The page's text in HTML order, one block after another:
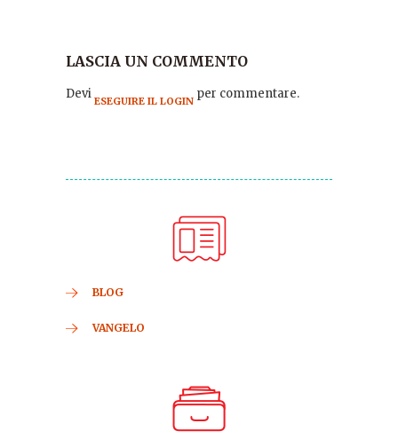
LASCIA UN COMMENTO
Devi ESEGUIRE IL LOGIN per commentare.
BLOG
VANGELO